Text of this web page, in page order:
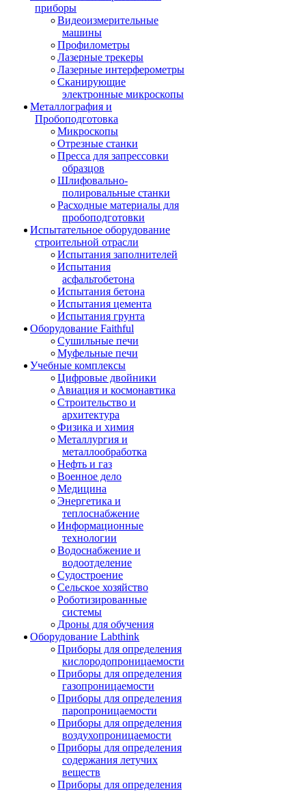
приборы
Видеоизмерительные
машины
Профилометры
Лазерные трекеры
Лазерные интерферометры
Сканирующие
электронные микроскопы
Металлография и
Пробоподготовка
Микроскопы
Отрезные станки
Пресса для запрессовки
образцов
Шлифовально-
полировальные станки
Расходные материалы для
пробоподготовки
Испытательное оборудование
строительной отрасли
Испытания заполнителей
Испытания
асфальтобетона
Испытания бетона
Испытания цемента
Испытания грунта
Оборудование Faithful
Сушильные печи
Муфельные печи
Учебные комплексы
Цифровые двойники
Авиация и космонавтика
Строительство и
архитектура
Физика и химия
Металлургия и
металлообработка
Нефть и газ
Военное дело
Медицина
Энергетика и
теплоснабжение
Информационные
технологии
Водоснабжение и
водоотделение
Судостроение
Сельское хозяйство
Роботизированные
системы
Дроны для обучения
Оборудование Labthink
Приборы для определения
кислородопроницаемости
Приборы для определения
газопроницаемости
Приборы для определения
паропроницаемости
Приборы для определения
воздухопроницаемости
Приборы для определения
содержания летучих
веществ
Приборы для определения